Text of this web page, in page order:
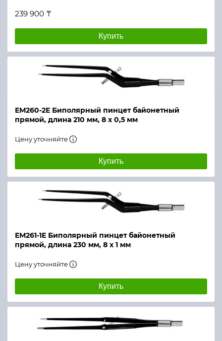
239 900 ₸
Купить
ЕМ260-2Е Биполярный пинцет байонетный
прямой, длина 210 мм, 8 х 0,5 мм
Цену уточняйте
Купить
ЕМ261-1Е Биполярный пинцет байонетный
прямой, длина 230 мм, 8 х 1 мм
Цену уточняйте
Купить